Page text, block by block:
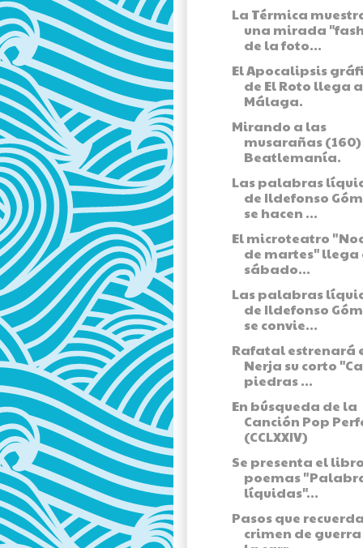
La Térmica
una mirada
de la foto...
El Apocalipsis
de El Roto llega a
Málaga.
Mirando a las
musarañas (160)
Beatlemanía.
Las palabras
de Ildefonso
se hacen ...
El microteatro
de martes" llega
sábado...
Las palabras
de Ildefonso
se convie...
Rafatal estrenará
Nerja su corto
piedras ...
En búsqueda de la
Canción Pop
(CCLXXIV)
Se presenta el
poemas
líquidas"...
Pasos que
crimen de